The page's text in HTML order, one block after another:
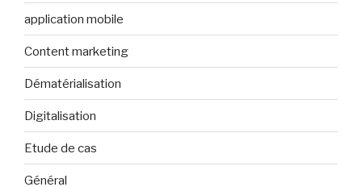
application mobile
Content marketing
Dématérialisation
Digitalisation
Etude de cas
Général